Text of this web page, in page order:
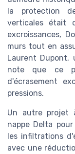
la protection
verticales était
excroissances,
murs tout en
Laurent Dupont,
note que ce
d'écrasement
pressions.
Un autre projet
nappe Delta
les infiltrations
avec une